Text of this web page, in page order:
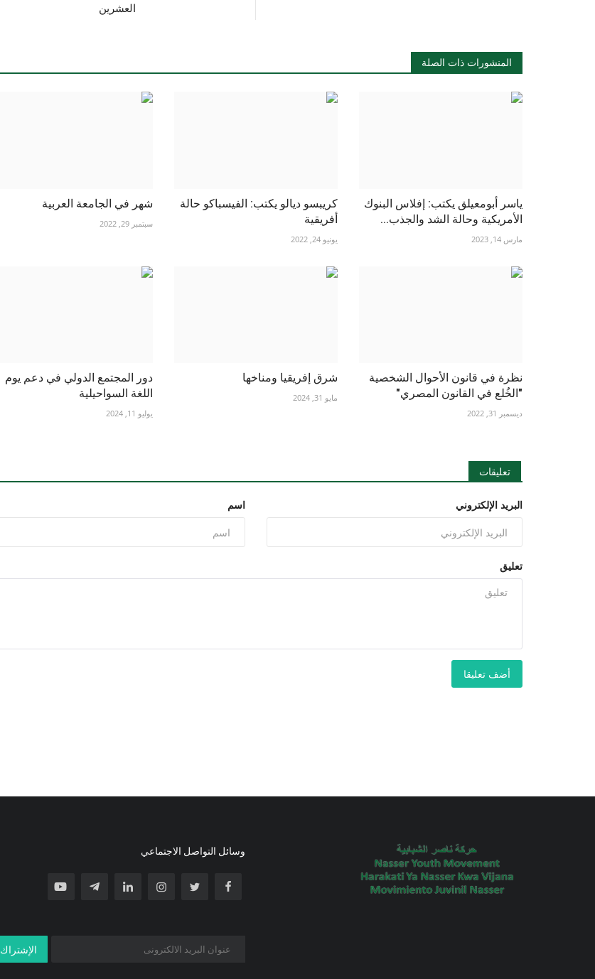
العشرين
المنشورات ذات الصلة
ياسر أبومعيلق يكتب: إفلاس البنوك
الأمريكية وحالة الشد والجذب...
مارس 14, 2023
كريبسو ديالو يكتب: الفيسباكو حالة
أفريقية
يونيو 24, 2022
شهر في الجامعة العربية
سبتمبر 29, 2022
نظرة في قانون الأحوال الشخصية
"الخُلع في القانون المصري"
ديسمبر 31, 2022
شرق إفريقيا ومناخها
مايو 31, 2024
دور المجتمع الدولي في دعم يوم
اللغة السواحيلية
يوليو 11, 2024
تعليقات
اسم البريد الإلكتروني
تعليق
أضف تعليقا
وسائل التواصل الاجتماعي
الإشتراك